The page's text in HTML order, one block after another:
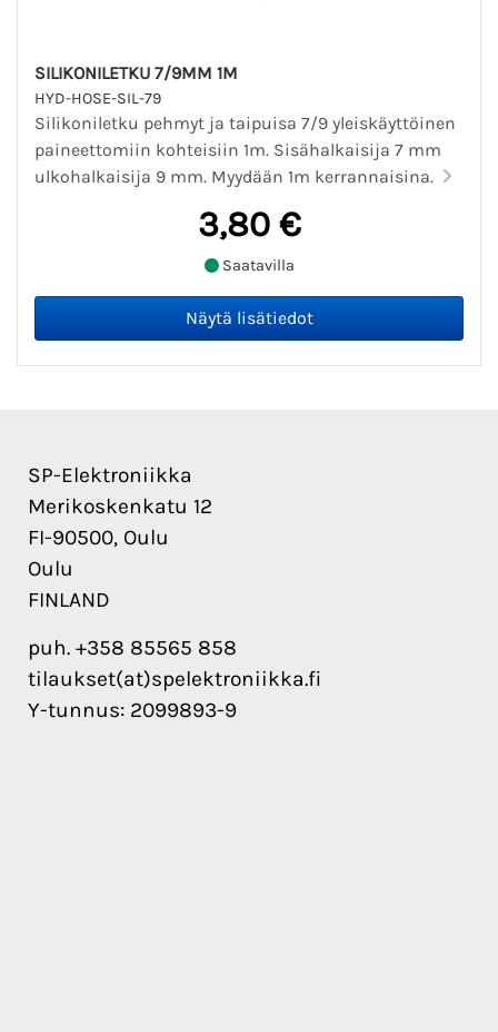
SILIKONILETKU 7/9MM 1M
HYD-HOSE-SIL-79
Silikoniletku pehmyt ja taipuisa 7/9 yleiskäyttöinen
paineettomiin kohteisiin 1m. Sisähalkaisija 7 mm
ulkohalkaisija 9 mm. Myydään 1m kerrannaisina.
3,80 €
Saatavilla
SP-Elektroniikka
Merikoskenkatu 12
FI-90500, Oulu
Oulu
FINLAND
puh. +358 85565 858
tilaukset(at)spelektroniikka.fi
Y-tunnus: 2099893-9